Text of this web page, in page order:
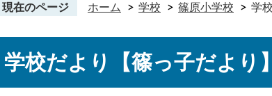
現在のページ ホーム 学校 篠原小学校 学
学校だより【篠っ子だより】